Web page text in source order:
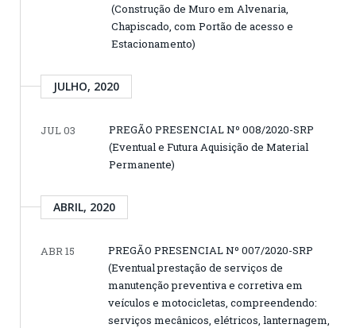
(Construção de Muro em Alvenaria,
Chapiscado, com Portão de acesso e
Estacionamento)
JULHO, 2020
JUL 03
PREGÃO PRESENCIAL Nº 008/2020-SRP
(Eventual e Futura Aquisição de Material
Permanente)
ABRIL, 2020
ABR 15
PREGÃO PRESENCIAL Nº 007/2020-SRP
(Eventual prestação de serviços de
manutenção preventiva e corretiva em
veículos e motocicletas, compreendendo:
serviços mecânicos, elétricos, lanternagem,